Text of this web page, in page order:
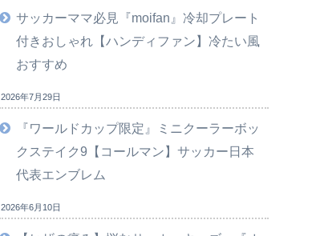
サッカーママ必見『moifan』冷却プレート
付きおしゃれ【ハンディファン】冷たい風
おすすめ
2026年7月29日
『ワールドカップ限定』ミニクーラーボッ
クステイク9【コールマン】サッカー日本
代表エンブレム
2026年6月10日